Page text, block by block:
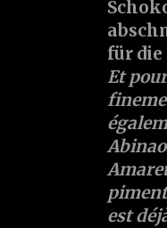
für die
Et
est